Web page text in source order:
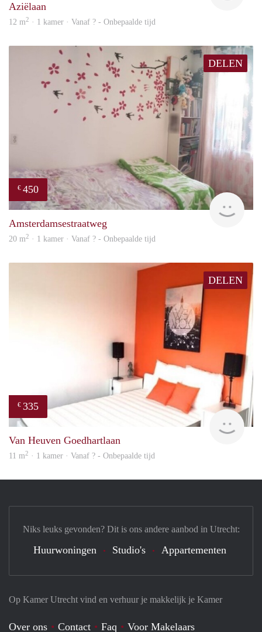
Aziëlaan
12 m2 · 1 kamer · Vanaf ? - Onbepaalde tijd
DELEN
€ 450
Amsterdamsestraatweg
20 m2 · 1 kamer · Vanaf ? - Onbepaalde tijd
DELEN
€ 335
Van Heuven Goedhartlaan
11 m2 · 1 kamer · Vanaf ? - Onbepaalde tijd
Op Kamer Utrecht vind en verhuur je makkelijk je Kamer
Over ons Contact Faq Voor Makelaars
Niks leuks gevonden? Dit is ons andere aanbod in Utrecht:
Huurwoningen Studio's Appartementen